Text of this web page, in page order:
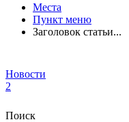
Места
Пункт меню
Заголовок статьи...
Новости
2
Поиск